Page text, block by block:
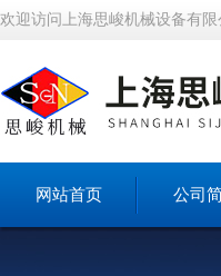
欢迎访问上海思峻机械设备有
网站首页 公司